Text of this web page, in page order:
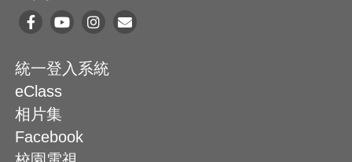
統一登入系統
eClass
相片集
Facebook